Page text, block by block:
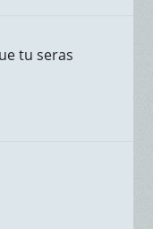
tu seras